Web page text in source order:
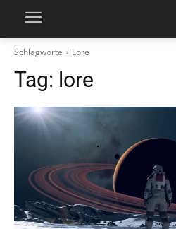
Schlagworte Lore
Tag: lore